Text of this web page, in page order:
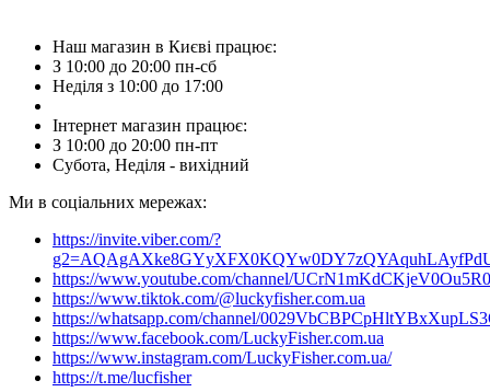
Наш магазин в Києві працює:
З 10:00 до 20:00 пн-сб
Неділя з 10:00 до 17:00
Інтернет магазин працює:
З 10:00 до 20:00 пн-пт
Субота, Неділя - вихідний
Ми в соціальних мережах:
https://invite.viber.com/?
https://www.youtube.com/channel/
https://www.tiktok.com/@luckyfisher.com.ua
https://whatsapp.com/channel/
https://www.facebook.com/LuckyFisher.com.ua
https://www.instagram.com/LuckyFisher.com.ua/
https://t.me/lucfisher